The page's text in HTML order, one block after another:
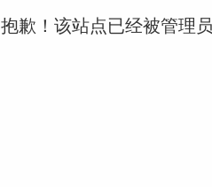
抱歉！该站点已经被管理